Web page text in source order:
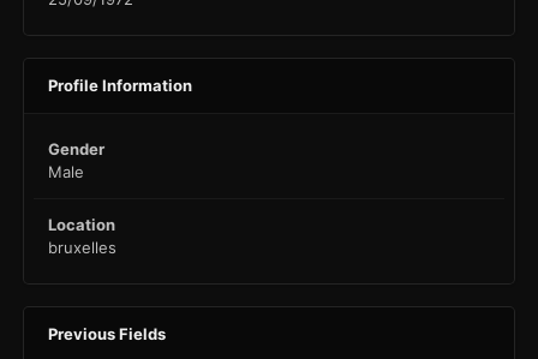
Profile Information
Gender
Male
Location
bruxelles
Previous Fields